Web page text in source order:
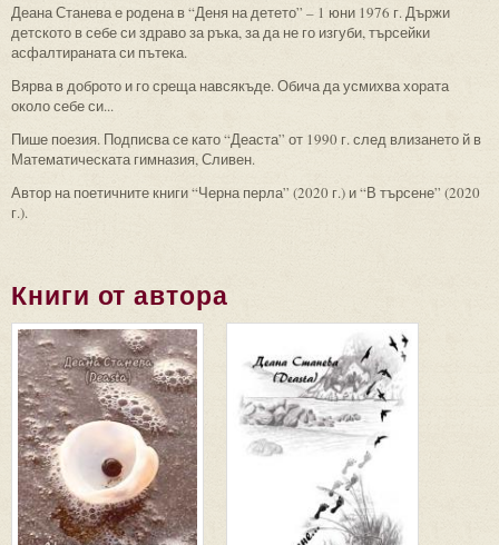
Деана Станева е родена в “Деня на детето” – 1 юни 1976 г. Държи
детското в себе си здраво за ръка, за да не го изгуби, търсейки
асфалтираната си пътека.
Вярва в доброто и го среща навсякъде. Обича да усмихва хората
около себе си...
Пише поезия. Подписва се като “Деаста” от 1990 г. след влизането й в
Математическата гимназия, Сливен.
Автор на поетичните книги “Черна перла” (2020 г.) и “В търсене” (2020
г.).
Книги от автора